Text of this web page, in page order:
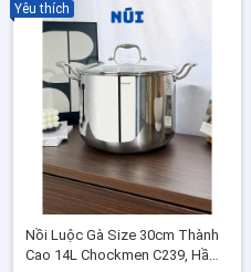
Nồi Luộc Gà Size 30cm Thành
Cao 14L Chockmen C239, Hầm
Yêu thích